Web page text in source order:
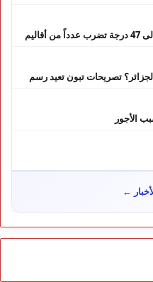
نشرة إنذارية.. موجة حر تصل إلى 47 درجة تضرب عدداً من أقاليم
تصريحات تبون تعيد رسم
الأجور
الصدارة
؟ حكم المحكمة العليا الإسبانية
←